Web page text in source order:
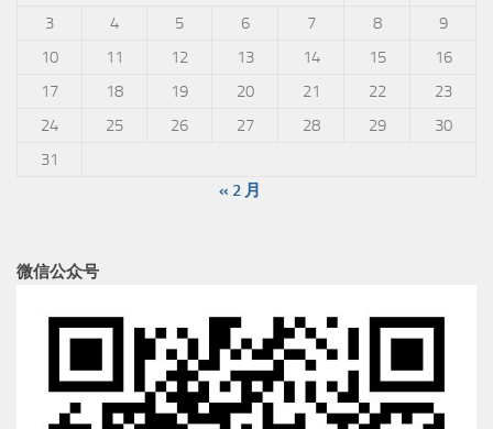
3
4 5 6 7 8
9
10
11 12 13 14 15
16
17
18 19 20 21 22
23
24
25 26 27 28 29
30
31
« 2 月
微信公众号